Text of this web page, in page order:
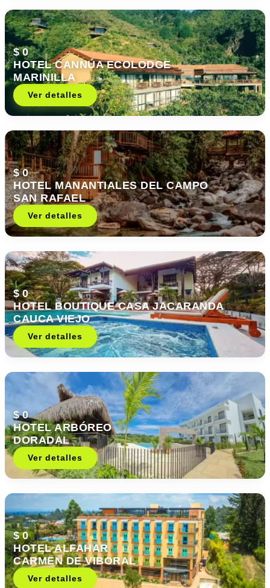
$ 0
HOTEL CANNÚA ECOLODGE
MARINILLA
Ver detalles
$ 0
HOTEL MANANTIALES DEL CAMPO
SAN RAFAEL
Ver detalles
$ 0
HOTEL BOUTIQUE CASA JACARANDA
CAUCA VIEJO
Ver detalles
$ 0
HOTEL ARBÓREO
DORADAL
Ver detalles
$ 0
HOTEL ALFAHAR
CARMEN DE VIBORAL
Ver detalles